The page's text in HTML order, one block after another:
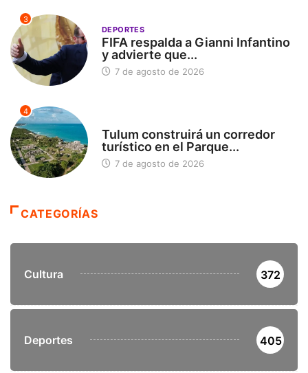
3
DEPORTES
FIFA respalda a Gianni Infantino
y advierte que...
7 de agosto de 2026
4
Tulum construirá un corredor
turístico en el Parque...
7 de agosto de 2026
CATEGORÍAS
Cultura 372
Deportes 405